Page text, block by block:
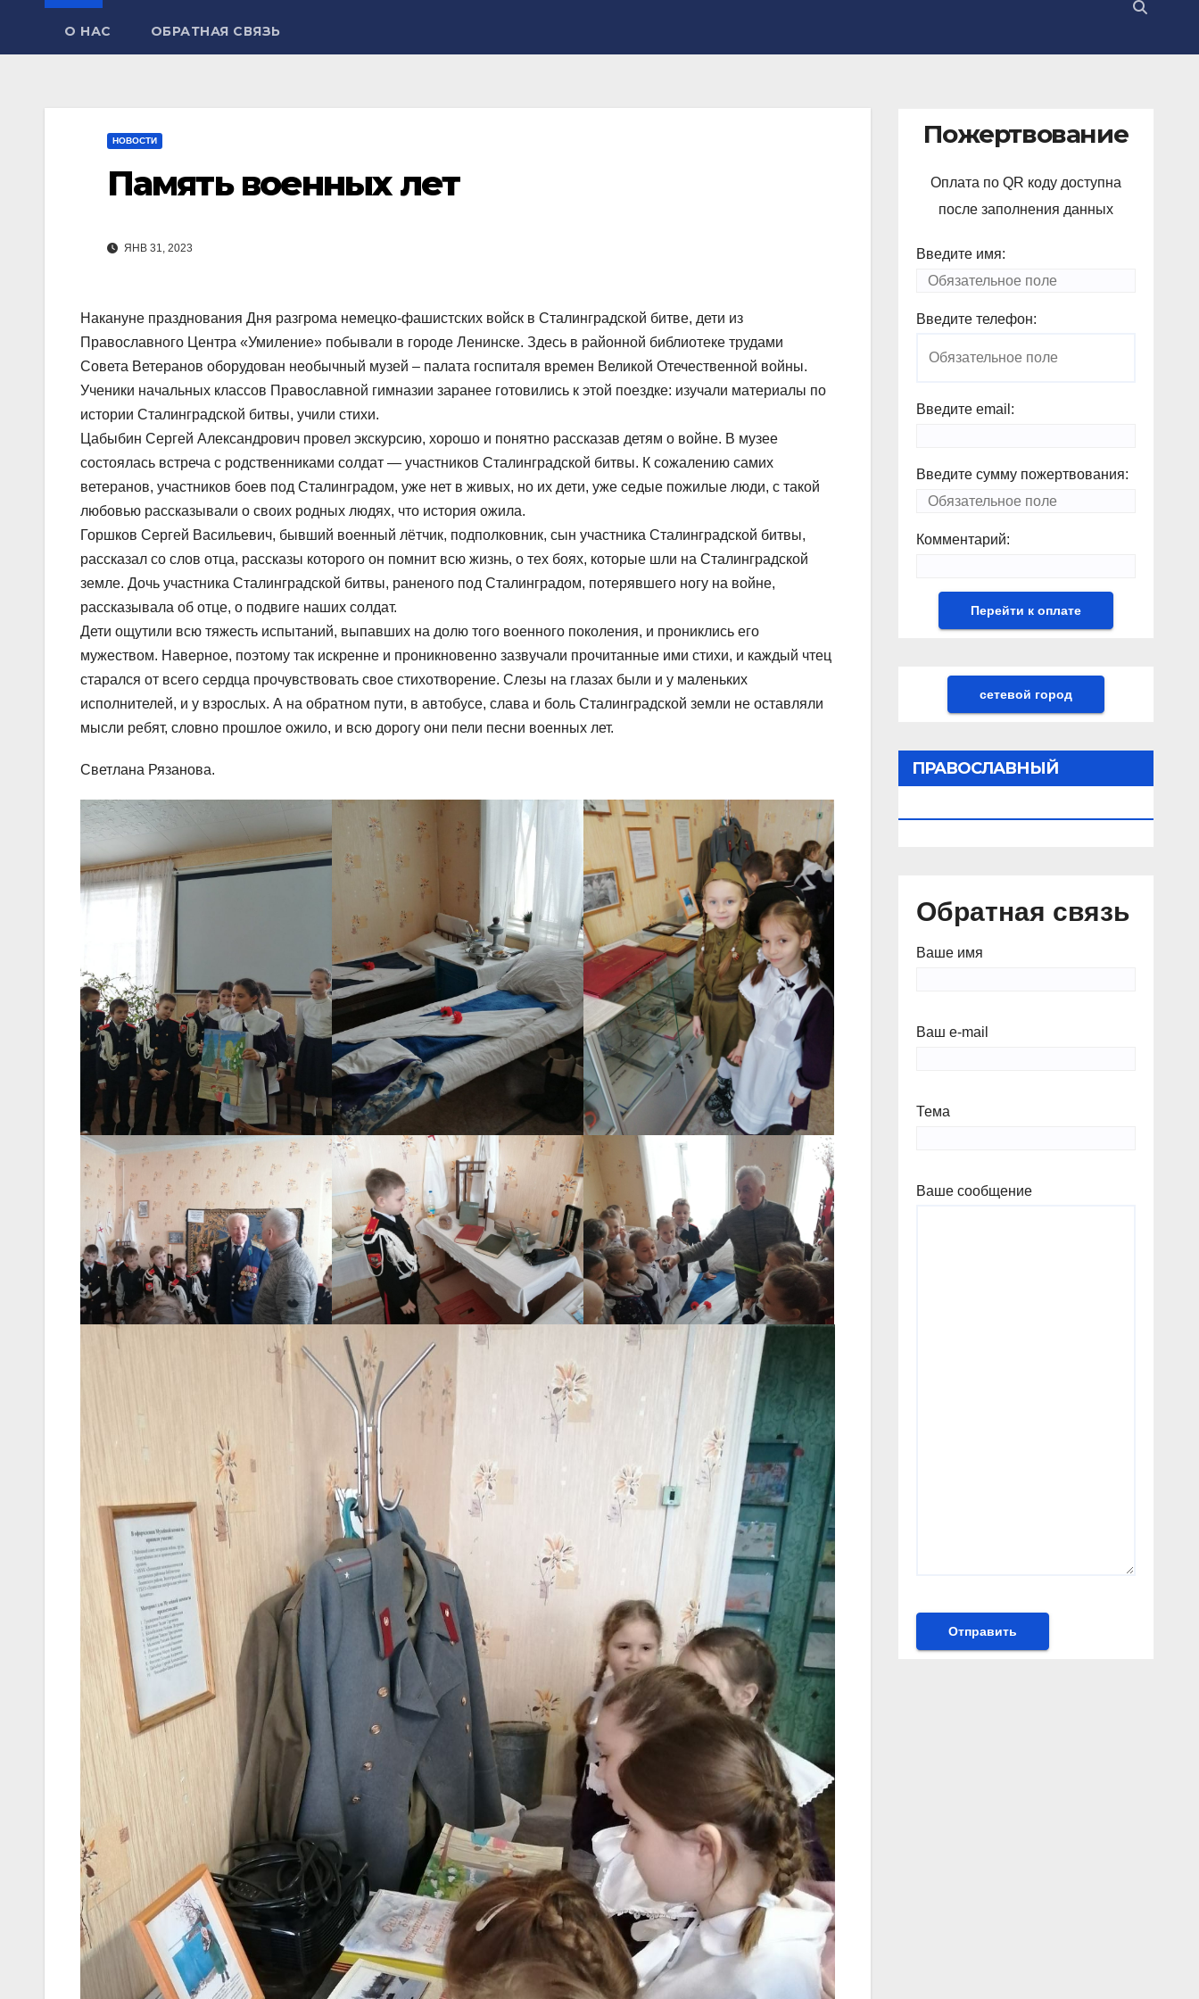
О НАС ОБРАТНАЯ СВЯЗЬ
НОВОСТИ
Память военных лет
ЯНВ 31, 2023
Накануне празднования Дня разгрома немецко-фашистских войск в Сталинградской битве, дети из
Православного Центра «Умиление» побывали в городе Ленинске. Здесь в районной библиотеке трудами
Совета Ветеранов оборудован необычный музей – палата госпиталя времен Великой Отечественной войны.
Ученики начальных классов Православной гимназии заранее готовились к этой поездке: изучали материалы по
истории Сталинградской битвы, учили стихи.
Цабыбин Сергей Александрович провел экскурсию, хорошо и понятно рассказав детям о войне. В музее
состоялась встреча с родственниками солдат — участников Сталинградской битвы. К сожалению самих
ветеранов, участников боев под Сталинградом, уже нет в живых, но их дети, уже седые пожилые люди, с такой
любовью рассказывали о своих родных людях, что история ожила.
Горшков Сергей Васильевич, бывший военный лётчик, подполковник, сын участника Сталинградской битвы,
рассказал со слов отца, рассказы которого он помнит всю жизнь, о тех боях, которые шли на Сталинградской
земле. Дочь участника Сталинградской битвы, раненого под Сталинградом, потерявшего ногу на войне,
рассказывала об отце, о подвиге наших солдат.
Дети ощутили всю тяжесть испытаний, выпавших на долю того военного поколения, и прониклись его
мужеством. Наверное, поэтому так искренне и проникновенно зазвучали прочитанные ими стихи, и каждый чтец
старался от всего сердца прочувствовать свое стихотворение. Слезы на глазах были и у маленьких
исполнителей, и у взрослых. А на обратном пути, в автобусе, слава и боль Сталинградской земли не оставляли
мысли ребят, словно прошлое ожило, и всю дорогу они пели песни военных лет.
Светлана Рязанова.
Пожертвование
Оплата по QR коду доступна
после заполнения данных
Введите имя:
Введите телефон:
Введите email:
Введите сумму пожертвования:
Комментарий:
сетевой город
ПРАВОСЛАВНЫЙ
Обратная связь
Ваше имя
Ваш e-mail
Тема
Ваше сообщение